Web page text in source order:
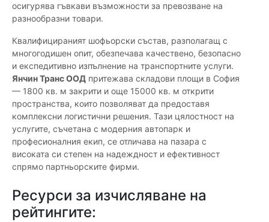
осигурява гъвкави възможности за превозване на
разнообразни товари.
Квалифицираният шофьорски състав, разполагащ с
многогодишен опит, обезпечава качествено, безопасно
и експедитивно изпълнение на транспортните услуги.
Янчин Транс ООД притежава складови площи в София
— 1800 кв. м закрити и още 15000 кв. м открити
пространства, които позволяват да предоставя
комплексни логистични решения. Тази цялостност на
услугите, съчетана с модерния автопарк и
професионалния екип, се отличава на пазара с
високата си степен на надеждност и ефективност
спрямо партньорските фирми.
Ресурси за изчисляване на
рейтингите: